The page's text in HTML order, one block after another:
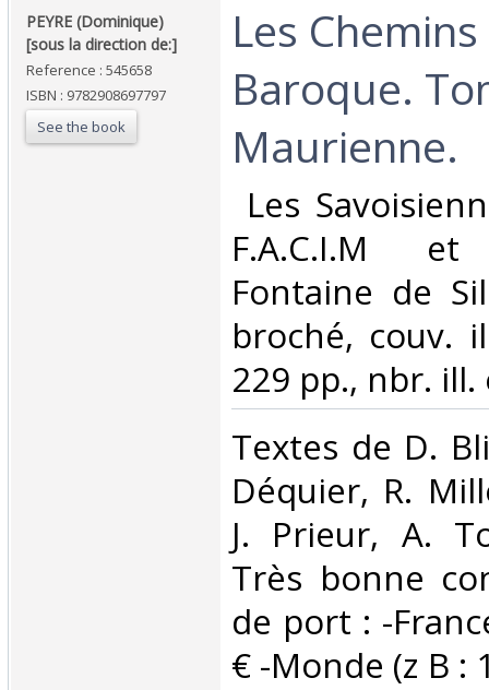
‎PEYRE (Dominique)
[sous la direction de:]‎
Reference : 545658
ISBN : 9782908697797
See the book
‎Les
Baroque.
Maurienne.‎
Les
F.A.C.I.M et
Fontaine de
broché, couv.
229 pp., nbr.
‎Textes de D.
Déquier, R.
J. Prieur, A.
Très bonne
de port : -
€ -Monde (z B :